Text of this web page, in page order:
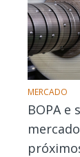
MERCADO
BOPA e